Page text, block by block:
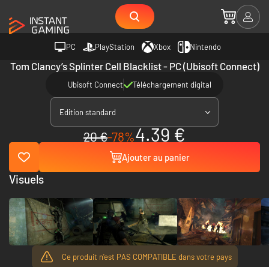
PC PlayStation Xbox Nintendo
Tom Clancy’s Splinter Cell Blacklist - PC (Ubisoft Connect)
Ubisoft Connect Téléchargement digital
Edition standard
20 €-78%4.39 €
Ajouter au panier
Ce produit n'est PAS COMPATIBLE dans votre pays
Visuels